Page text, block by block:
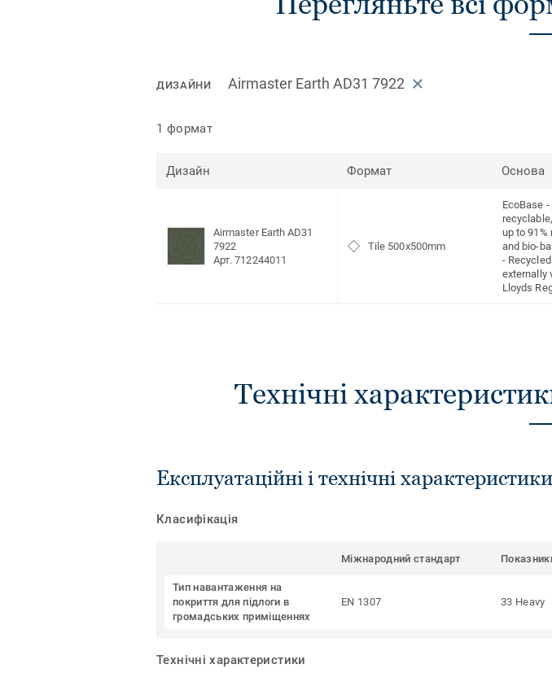
ДИЗАЙНИ Airmaster Earth AD31 7922
1 формат
Дизайн Формат Основа
Airmaster Earth AD31
7922
Арт. 712244011
Tile 500x500mm
EcoBase -
up to 91%
and bio-
-
externally
Lloyds
Технічні
Експлуатаційні і технічні характеристики
Класифікація
Міжнародний стандарт
Тип навантаження на
покриття для підлоги в
громадських приміщеннях
EN 1307 33 Heavy
Технічні характеристики